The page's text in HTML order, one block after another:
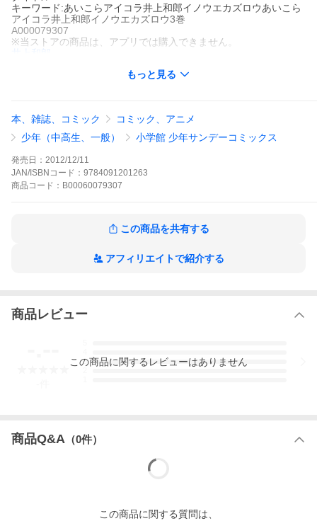
キーワード:あいこらアイコラ井上和郎イノウエカズロウあいこら
アイコラ井上和郎イノウエカズロウ3巻
A000079307
※当ストアの商品は、アプリでは購入できません。
井上和郎
一目惚れした足塚は、路上に寝転がって彼女を待ち受けるが、偶
然現れたハチベエに妨害されてしまう。やむなく足塚は、ハチベ
エに事情を話して協力を請うが、それを聞いたハチベエも踏まれ
てみたいと思うようになり…。
あいこらの作品をもっと見る
もっと見る
本、雑誌、コミック
コミック、アニメ
少年（中高生、一般）
小学館 少年サンデーコミックス
発売日： 2012/12/11
JAN/ISBNコード： 9784091201263
商品 コード： B00060079307
この商品を共有する
アフィリエイトで紹介する
商品レビュー
3
この商品に関するレビューはありません
商品Q&A （0件）
この商品に関する質問は、